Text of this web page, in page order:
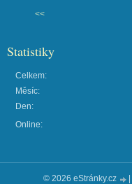
<<
Statistiky
Online:
Celkem:
Měsíc:
Den:
© 2026 eStránky.cz